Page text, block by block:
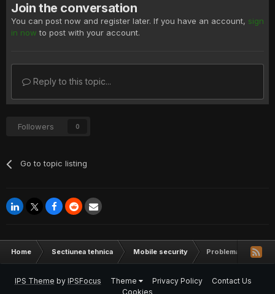
Join the conversation
You can post now and register later. If you have an account, sign
in now to post with your account.
Reply to this topic...
Followers 0
Go to topic listing
Home Sectiunea tehnica Mobile security Problema la un
IPS Theme by IPSFocus Theme Privacy Policy
Contact Us
Cookies